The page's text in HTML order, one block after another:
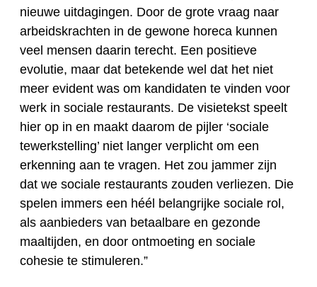
nieuwe uitdagingen. Door de grote vraag naar
arbeidskrachten in de gewone horeca kunnen
veel mensen daarin terecht. Een positieve
evolutie, maar dat betekende wel dat het niet
meer evident was om kandidaten te vinden voor
werk in sociale restaurants. De visietekst speelt
hier op in en maakt daarom de pijler ‘sociale
tewerkstelling’ niet langer verplicht om een
erkenning aan te vragen. Het zou jammer zijn
dat we sociale restaurants zouden verliezen. Die
spelen immers een héél belangrijke sociale rol,
als aanbieders van betaalbare en gezonde
maaltijden, en door ontmoeting en sociale
cohesie te stimuleren.”